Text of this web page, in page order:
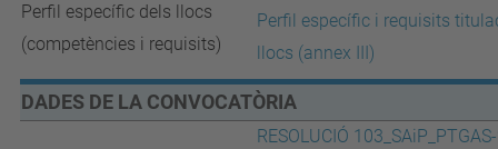
Perfil específic dels llocs
(competències i requisits)
Perfil específic i requisits
llocs (annex III)
DADES DE LA CONVOCATÒRIA
RESOLUCIÓ